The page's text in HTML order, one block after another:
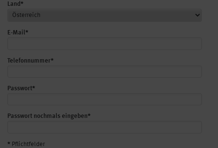
Land *
E-Mail *
Telefonnummer*
Passwort*
Passwort nochmals eingeben*
* Pflichtfelder